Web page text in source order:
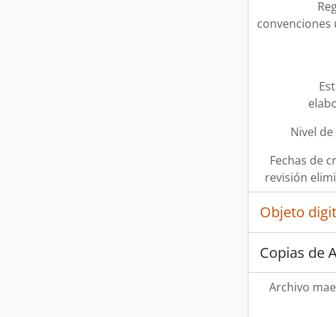
convenciones
Nivel
Fechas de
revisión
Objeto
Copias de
Archivo